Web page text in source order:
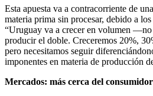
Esta apuesta va a contracorriente de
materia prima sin procesar, debido a
“Uruguay va a crecer en volumen
producir el doble. Creceremos 20%,
pero necesitamos seguir
imponentes en materia de producción
Mercados: más cerca del consumidor